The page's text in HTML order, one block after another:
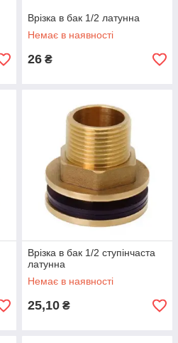
Врізка в бак 1/2 латунна
Немає в наявності
26 ₴
Врізка в бак 1/2 ступінчаста
латунна
Немає в наявності
25,10 ₴